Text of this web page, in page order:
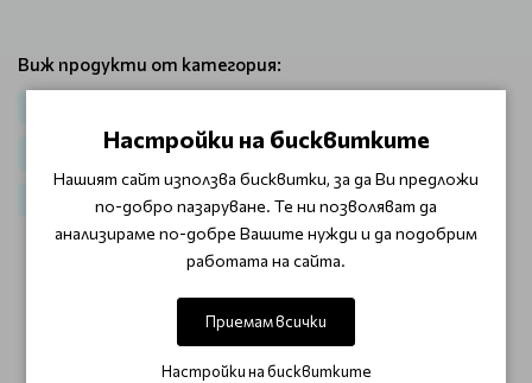
Виж продукти от категория:
Крем за коса SALE TOP SALE Козметика за коса
Стилизиращи продукти Dusy Envite Style
ОТЗИВИ (0)
Този продукт няма отзиви.
Настройки на бисквитките
Нашият сайт използва бисквитки, за да Ви предложи
по-добро пазаруване. Те ни позволяват да
анализираме по-добре Вашите нужди и да подобрим
работата на сайта.
Приемам всички
Настройки на бисквитките